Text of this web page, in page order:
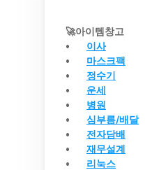
🚀아이템창고
이사
마스크팩
정수기
운세
병원
심부름/배달
전자담배
재무설계
리눅스